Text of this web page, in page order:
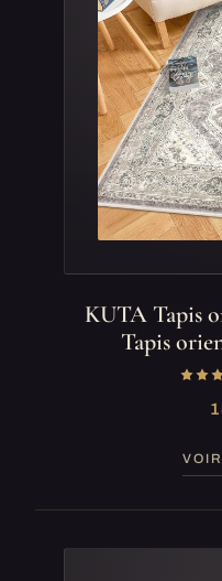
KUTA Tapis
Tapis